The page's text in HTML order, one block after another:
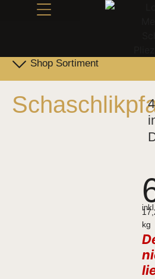
Shop Sortiment
kg